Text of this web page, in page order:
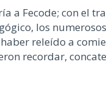
a Fecode; con el
los
releído a
recordar,